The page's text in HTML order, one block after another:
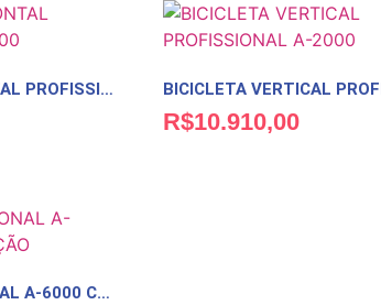
BICICLETA HORIZONTAL PROFISSIONAL A-3000
R$10.910,00
ESTEIRA PROFISSIONAL A-6000 COM INCLINAÇÃO